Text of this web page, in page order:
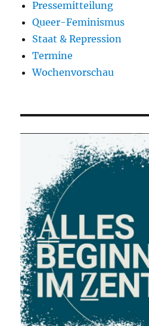
Pressemitteilung
Queer-Feminismus
Staat & Repression
Termine
Wochenvorschau